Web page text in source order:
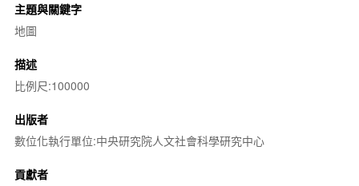
主題與關鍵字
地圖
描述
比例尺:100000
出版者
數位化執行單位:中央研究院人文社會科學研究中心
貢獻者